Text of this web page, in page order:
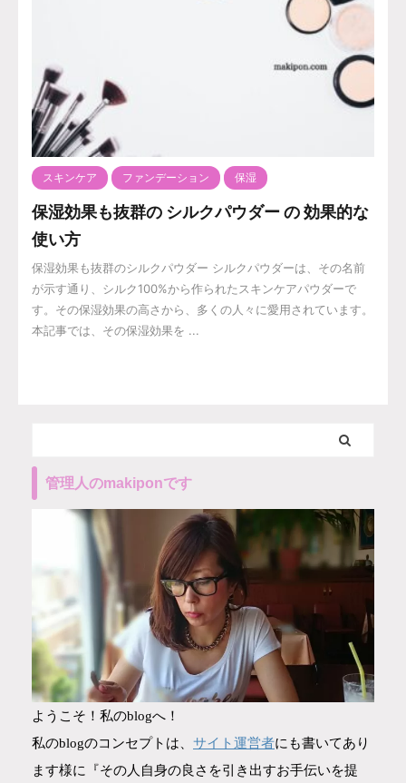
スキンケア ファンデーション 保湿
保湿効果も抜群の シルクパウダー の 効果的な
使い方
保湿効果も抜群のシルクパウダー シルクパウダーは、その名前
が示す通り、シルク100%から作られたスキンケアパウダーで
す。その保湿効果の高さから、多くの人々に愛用されています。
本記事では、その保湿効果を ...
管理人のmakiponです
ようこそ！私のblogへ！
私のblogのコンセプトは、 サイト運営者にも書いてあり
ます様に『その人自身の良さを引き出すお手伝いを提